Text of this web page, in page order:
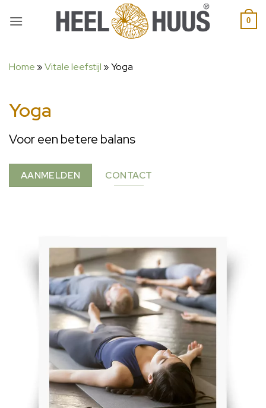
0
Home »Vitale leefstijl »Yoga
Yoga
Voor een betere balans
AANMELDEN CONTACT